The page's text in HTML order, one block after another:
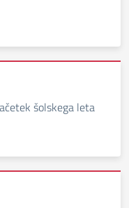
šolskega leta